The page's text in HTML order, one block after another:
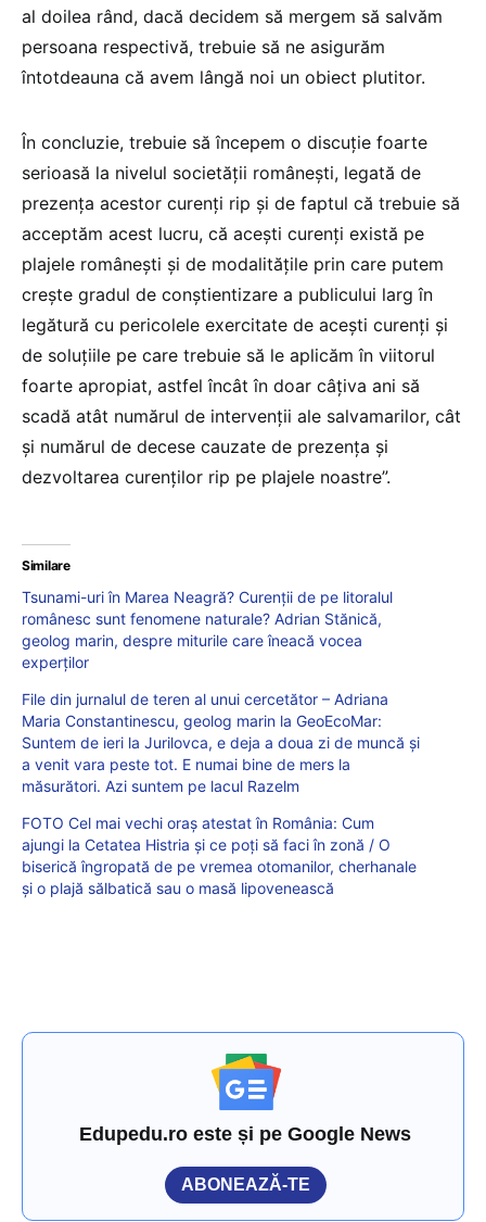
al doilea rând, dacă decidem să mergem să salvăm
persoana respectivă, trebuie să ne asigurăm
întotdeauna că avem lângă noi un obiect plutitor.
În concluzie, trebuie să începem o discuție foarte
serioasă la nivelul societății românești, legată de
prezența acestor curenți rip și de faptul că trebuie să
acceptăm acest lucru, că acești curenți există pe
plajele românești și de modalitățile prin care putem
crește gradul de conștientizare a publicului larg în
legătură cu pericolele exercitate de acești curenți și
de soluțiile pe care trebuie să le aplicăm în viitorul
foarte apropiat, astfel încât în doar câțiva ani să
scadă atât numărul de intervenții ale salvamarilor, cât
și numărul de decese cauzate de prezența și
dezvoltarea curenților rip pe plajele noastre”.
Similare
Tsunami-uri în Marea Neagră? Curenții de pe litoralul
românesc sunt fenomene naturale? Adrian Stănică,
geolog marin, despre miturile care îneacă vocea
experților
File din jurnalul de teren al unui cercetător – Adriana
Maria Constantinescu, geolog marin la GeoEcoMar:
Suntem de ieri la Jurilovca, e deja a doua zi de muncă și
a venit vara peste tot. E numai bine de mers la
măsurători. Azi suntem pe lacul Razelm
FOTO Cel mai vechi oraș atestat în România: Cum
ajungi la Cetatea Histria și ce poți să faci în zonă / O
biserică îngropată de pe vremea otomanilor, cherhanale
și o plajă sălbatică sau o masă lipovenească
Edupedu.ro este și pe Google News
ABONEAZĂ-TE